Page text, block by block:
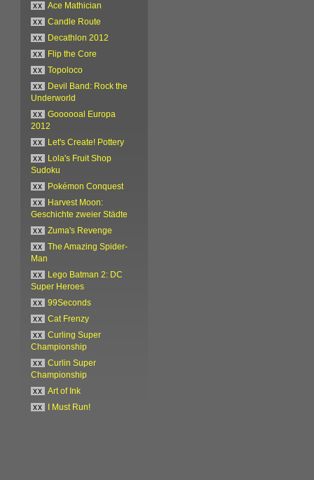
xx
Ace Mathician
xx
Candle Route
xx
Decathlon 2012
xx
Flip the Core
xx
Topoloco
xx
Devil Band: Rock the
Underworld
xx
Goooooal Europa
2012
xx
Let's Create! Pottery
xx
Lola's Fruit Shop
Sudoku
xx
Pokémon Conquest
xx
Harvest Moon:
Geschichte zweier Städte
xx
Zuma's Revenge
xx
The Amazing Spider-
Man
xx
Lego Batman 2: DC
Super Heroes
xx
99Seconds
xx
Cat Frenzy
xx
Curling Super
Championship
xx
Curlin Super
Championship
xx
Art of Ink
xx
I Must Run!